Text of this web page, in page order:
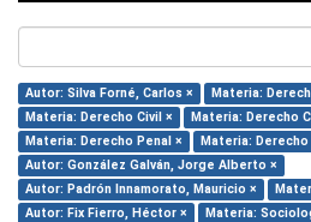
Autor: Silva Forné, Carlos ×
Materia:
Materia: Derecho Civil ×
Materia: Derecho
Materia: Derecho Penal ×
Materia:
Autor: González Galván, Jorge Alberto ×
Autor: Padrón Innamorato, Mauricio ×
Autor: Fix Fierro, Héctor ×
Materia: